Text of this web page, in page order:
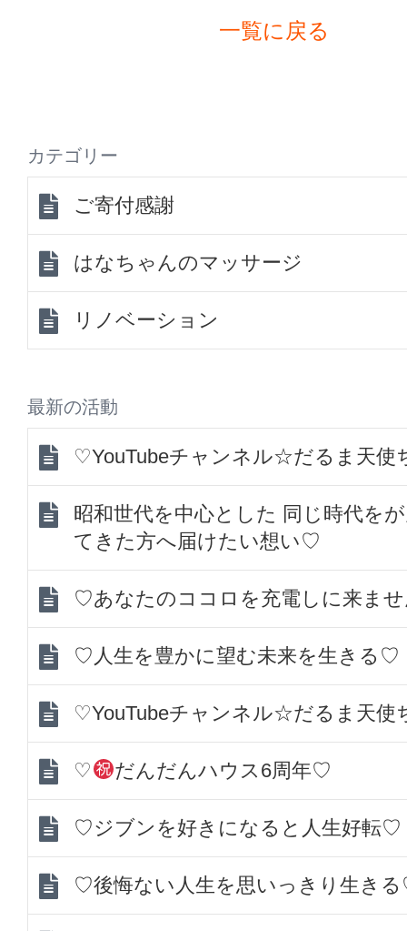
一覧に戻る
カテゴリー
ご寄付感謝
はなちゃんのマッサージ
リノベーション
最新の活動
♡YouTubeチャンネル☆だるま天
昭和世代を中心とした 同じ時代を
てきた方へ届けたい想い♡
♡あなたのココロを充電しに来ま
♡人生を豊かに望む未来を生きる♡
♡YouTubeチャンネル☆だるま天
♡ だんだんハウス6周年♡
♡ジブンを好きになると人生好転♡
♡後悔ない人生を思いっきり生き